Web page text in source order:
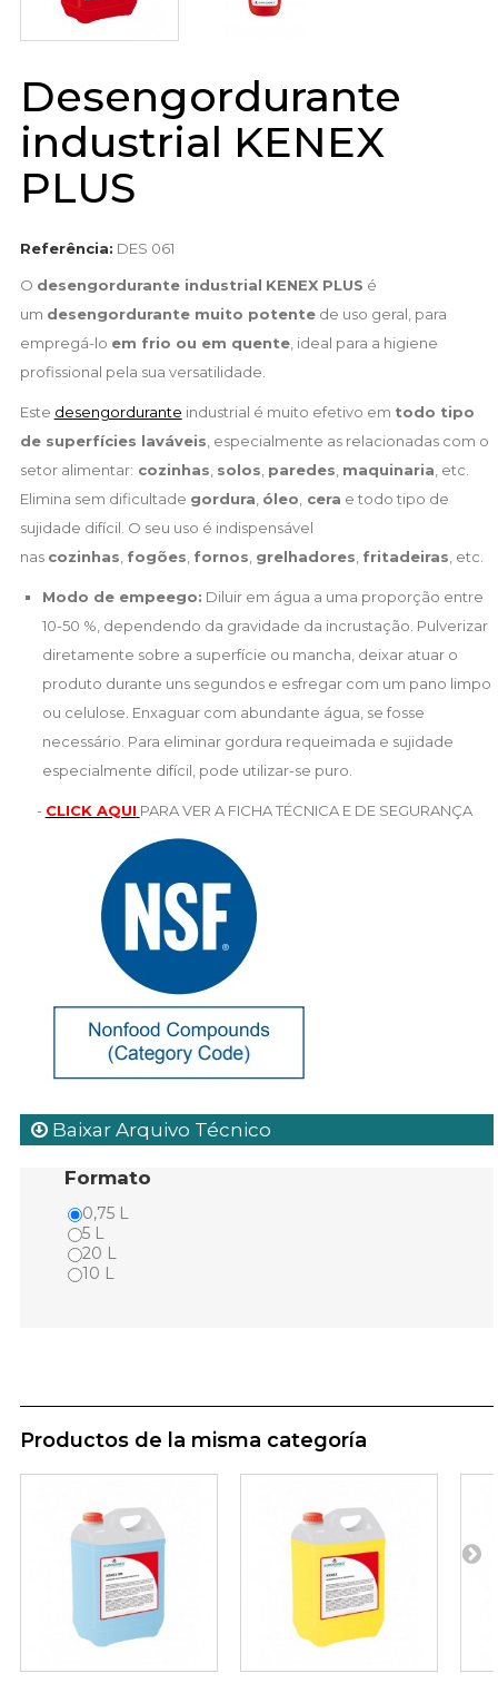
Desengordurante
industrial KENEX
PLUS
Referência: DES 061
O desengordurante industrial KENEX PLUS é
um desengordurante muito potentede uso geral, para
empregá-lo em frio ou em quente, ideal para a higiene
profissional pela sua versatilidade.
Este desengordurante industrial é muito efetivo em todo tipo
de superfícies laváveis , especialmente as relacionadas com o
setor alimentar: cozinhas solos paredes maquinaria , etc.
Elimina sem dificultade gordura óleo cera e todo tipo de
sujidade difícil. O seu uso é indispensável
nas cozinhas fogões fornos grelhadores fritadeiras , etc.
Modo de empeego: Diluir em água a uma proporção entre
10-50 %, dependendo da gravidade da incrustação. Pulverizar
diretamente sobre a superfície ou mancha, deixar atuar o
produto durante uns segundos e esfregar com um pano limpo
ou celulose. Enxaguar com abundante água, se fosse
necessário. Para eliminar gordura requeimada e sujidade
especialmente difícil, pode utilizar-se puro.
- CLICK AQUI PARA VER A FICHA TÉCNICA E DE SEGURANÇA
Baixar Arquivo Técnico
Formato
0,75 L
5 L
20 L
10 L
Productos de la misma categoría